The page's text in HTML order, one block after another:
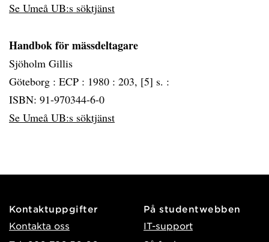
Se Umeå UB:s söktjänst
Handbok för mässdeltagare
Sjöholm Gillis
Göteborg : ECP : 1980 : 203, [5] s. :
ISBN: 91-970344-6-0
Se Umeå UB:s söktjänst
Kontaktuppgifter
Kontakta oss
På studentwebben
IT-support